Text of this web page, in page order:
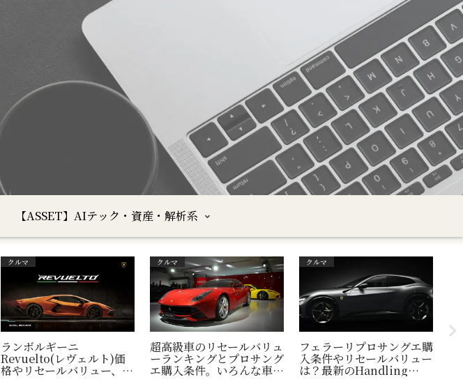
【ASSET】AIテック・資産・解析系
クルマ
ランボルギーニ
Revuelto(レヴェルト)価
格やリセールバリュー、納
クルマ
超高級車のリセールバリュ
ーランキングとプロサング
エ購入条件。いろんな車の
クルマ
フェラーリプロサングエ購
入条件やリセールバリュー
は？最新のHandling